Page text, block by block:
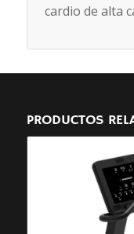
cardio de alta
PRODUCTOS